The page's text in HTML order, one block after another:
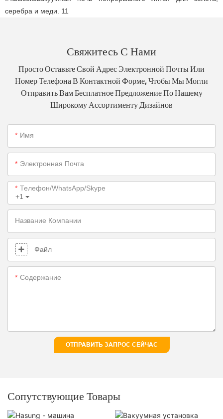
Свяжитесь С Нами
Просто Оставьте Свой Адрес Электронной Почты Или
Номер Телефона В Контактной Форме, Чтобы Мы Могли
Отправить Вам Бесплатное Предложение По Нашему
Широкому Ассортименту Дизайнов
Имя
Электронная Почта
+1
Телефон/WhatsApp/Skype
Название Компании
Файл
Содержание
ОТПРАВИТЬ ЗАПРОС СЕЙЧАС
Сопутствующие Товары